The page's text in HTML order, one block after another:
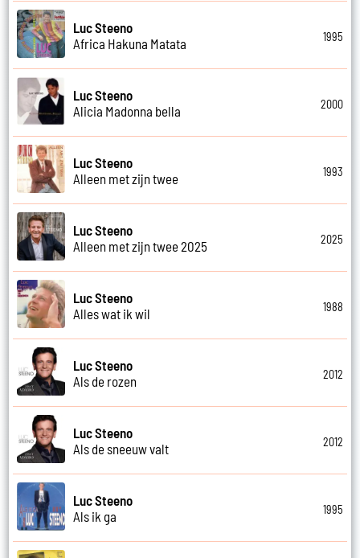
Luc Steeno
Africa Hakuna Matata
1995
Luc Steeno
Alicia Madonna bella
2000
Luc Steeno
Alleen met zijn twee
1993
Luc Steeno
Alleen met zijn twee 2025
2025
Luc Steeno
Alles wat ik wil
1988
Luc Steeno
Als de rozen
2012
Luc Steeno
Als de sneeuw valt
2012
Luc Steeno
Als ik ga
1995